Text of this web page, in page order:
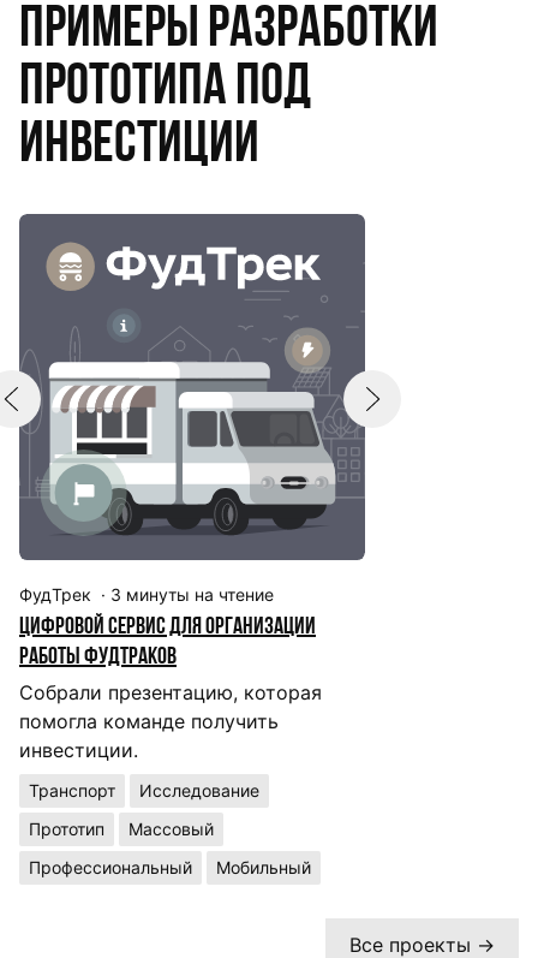
Примеры разработки
прототипа под
инвестиции
ФудТрек · 3 минуты на чтение
Цифровой сервис для организации
работы фудтраков
Собрали презентацию, которая
помогла команде получить
инвестиции.
Транспорт
Исследование
Прототип
Массовый
Профессиональный
Мобильный
Все проекты →